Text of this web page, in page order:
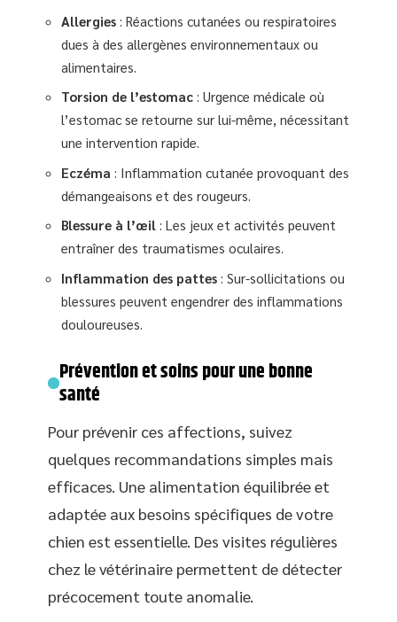
Allergies : Réactions cutanées ou respiratoires
dues à des allergènes environnementaux ou
alimentaires.
Torsion de l’estomac : Urgence médicale où
l’estomac se retourne sur lui-même, nécessitant
une intervention rapide.
Eczéma : Inflammation cutanée provoquant des
démangeaisons et des rougeurs.
Blessure à l’œil : Les jeux et activités peuvent
entraîner des traumatismes oculaires.
Inflammation des pattes : Sur-sollicitations ou
blessures peuvent engendrer des inflammations
douloureuses.
Prévention et soins pour une bonne
santé
Pour prévenir ces affections, suivez
quelques recommandations simples mais
efficaces. Une alimentation équilibrée et
adaptée aux besoins spécifiques de votre
chien est essentielle. Des visites régulières
chez le vétérinaire permettent de détecter
précocement toute anomalie.